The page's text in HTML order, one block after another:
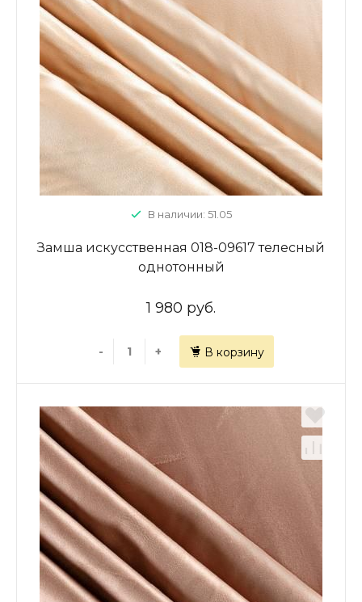
В наличии: 51.05
Замша искусственная 018-09617 телесный
однотонный
1 980 руб.
- + В корзину